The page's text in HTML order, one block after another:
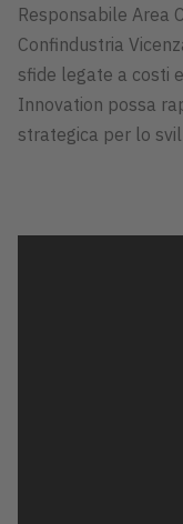
Responsabile Area
Confindustria
sfide legate a costi
Innovation possa
strategica per lo